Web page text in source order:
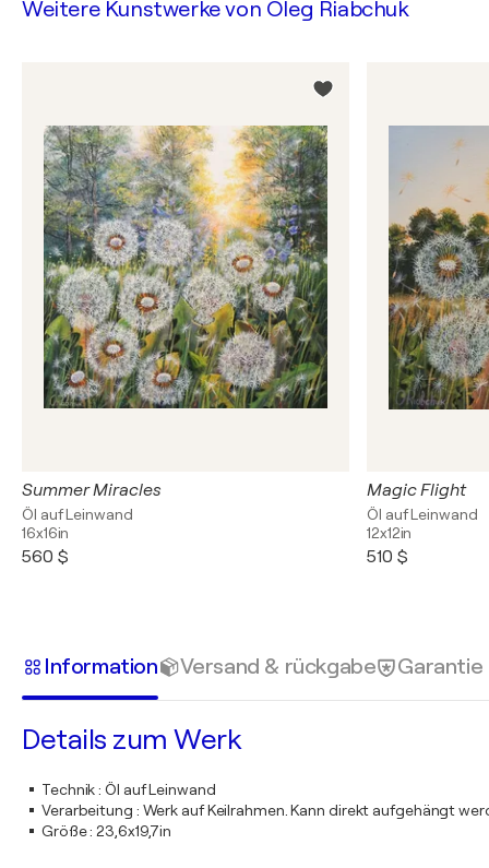
Weitere Kunstwerke von Oleg Riabchuk
Summer Miracles
Öl auf Leinwand
16x16in
560 $
Magic Flight
Öl auf Leinwand
12x12in
510 $
Information Versand & rückgabe Garantie
Details zum Werk
Technik:Öl auf Leinwand
Verarbeitung : Werk auf Keilrahmen. Kann direkt aufgehängt
Größe: 23,6x19,7in